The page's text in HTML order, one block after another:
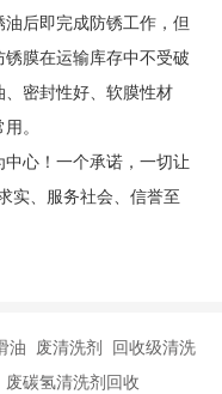
后即完成防锈工作，但
膜在运输库存中不受破
密封性好、软膜性材
。
心！一个承诺，一切让
实、服务社会、信誉至
油 废清洗剂 回收级清洗
碳氢清洗剂回收